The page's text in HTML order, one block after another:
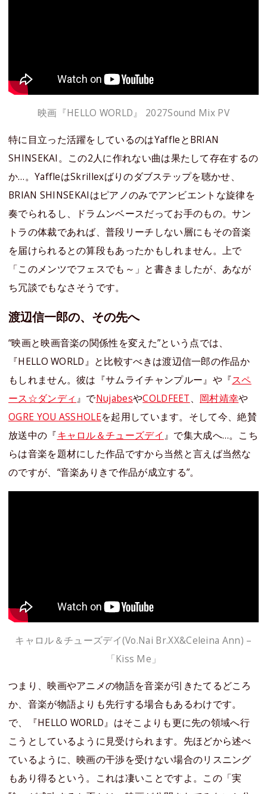
映画『HELLO WORLD』 2027Sound Mix PV
特に目立った活躍をしているのはYaffleとBRIAN
SHINSEKAI。この2人に作れない曲は果たして存在するの
か…。YaffleはSkrillexばりのダブステップを聴かせ、
BRIAN SHINSEKAIはピアノのみでアンビエントな旋律を
奏でられるし、ドラムンベースだってお手のもの。サン
トラの体裁であれば、普段リーチしない層にもその音楽
を届けられるとの算段もあったかもしれません。上で
「このメンツでフェスでも～」と書きましたが、あなが
ち冗談でもなさそうです。
渡辺信一郎の、その先へ
“映画と映画音楽の関係性を変えた”という点では、
『HELLO WORLD』と比較すべきは渡辺信一郎の作品か
もしれません。彼は『サムライチャンプルー』や『スペ
ース☆ダンディ 』でNujabesやCOLDFEET、 岡村靖幸や
OGRE YOU ASSHOLEを起用しています。そして今、絶賛
放送中の『キャロル＆チューズデイ 』で集大成へ…。こち
らは音楽を題材にした作品ですから当然と言えば当然な
のですが、“音楽ありきで作品が成立する”。
キャロル＆チューズデイ(Vo.Nai Br.XX&Celeina Ann) –
「Kiss Me」
つまり、映画やアニメの物語を音楽が引きたてるどころ
か、音楽が物語よりも先行する場合もあるわけです。
で、『HELLO WORLD』はそこよりも更に先の領域へ行
こうとしているように見受けられます。先ほどから述べ
ているように、映画の干渉を受けない場合のリスニング
もあり得るという。これは凄いことですよ。この「実